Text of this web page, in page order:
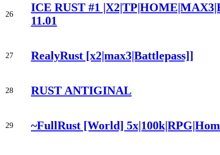
26
ICE RUST #1
11.01
27 RealyRust [x2|max3|Battlepass]]
28 RUST ANTIGINAL
29 ~FullRust [World]